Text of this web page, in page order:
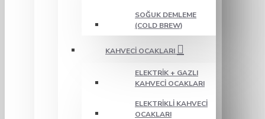
SOĞUK DEMLEME
(COLD BREW)
KAHVECI OCAKLARI
ELEKTRIK + GAZLI
KAHVECI OCAKLARI
ELEKTRIKLI KAHVECI
OCAKLARI